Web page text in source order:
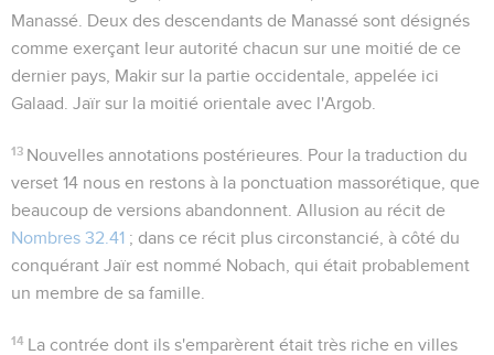
Manassé. Deux des descendants de Manassé sont désignés
comme exerçant leur autorité chacun sur une moitié de ce
dernier pays, Makir sur la partie occidentale, appelée ici
Galaad. Jaïr sur la moitié orientale avec l'Argob.
13 Nouvelles annotations postérieures. Pour la traduction du
verset 14 nous en restons à la ponctuation massorétique, que
beaucoup de versions abandonnent. Allusion au récit de
Nombres 32.41 ; dans ce récit plus circonstancié, à côté du
conquérant Jaïr est nommé Nobach, qui était probablement
un membre de sa famille.
14 La contrée dont ils s'emparèrent était très riche en villes